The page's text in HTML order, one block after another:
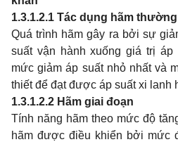
1.3.1.2.1 Tác dụng hãm thường
Quá trình hãm gây ra bởi sự
suất vận hành xuống giá trị
mức giảm áp suất nhỏ nhất và
thiết để đạt được áp suất xi lanh
1.3.1.2.2 Hãm giai đoạn
Tính năng hãm theo mức độ
hãm được điều khiển bởi mức